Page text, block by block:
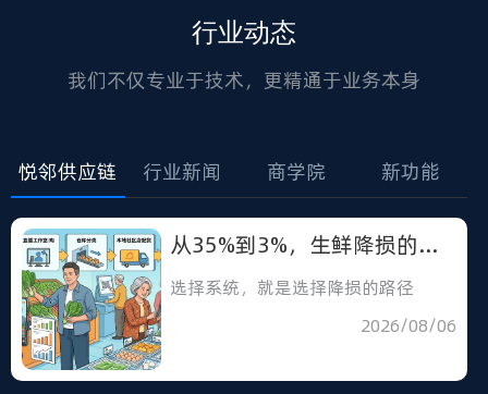
行业动态
我们不仅专业于技术，更精通于业务本身
悦邻供应链 行业新闻 商学院 新功能
从35%到3%，生鲜降损的正确方向在哪？
选择系统，就是选择降损的路径
2026/08/06